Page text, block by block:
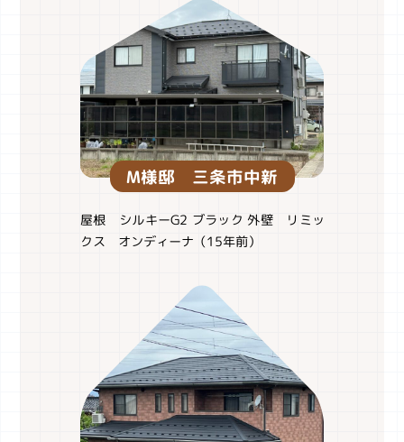
M様邸 三条市中新
屋根 シルキーG2 ブラック 外壁 リミッ
クス オンディーナ（15年前）